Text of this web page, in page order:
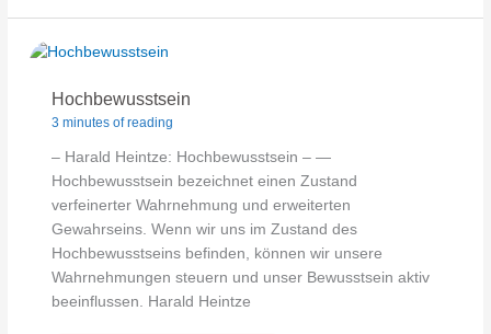
Hochbewusstsein
3 minutes of reading
– Harald Heintze: Hochbewusstsein – —
Hochbewusstsein bezeichnet einen Zustand
verfeinerter Wahrnehmung und erweiterten
Gewahrseins. Wenn wir uns im Zustand des
Hochbewusstseins befinden, können wir unsere
Wahrnehmungen steuern und unser Bewusstsein aktiv
beeinflussen. Harald Heintze